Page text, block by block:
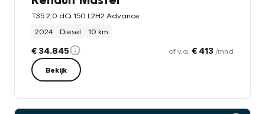
T35 2.0 dCi 150 L2H2 Advance
2024
Diesel 10 km
€ 34.845 of v.a. € 413 /mnd
Bekijk